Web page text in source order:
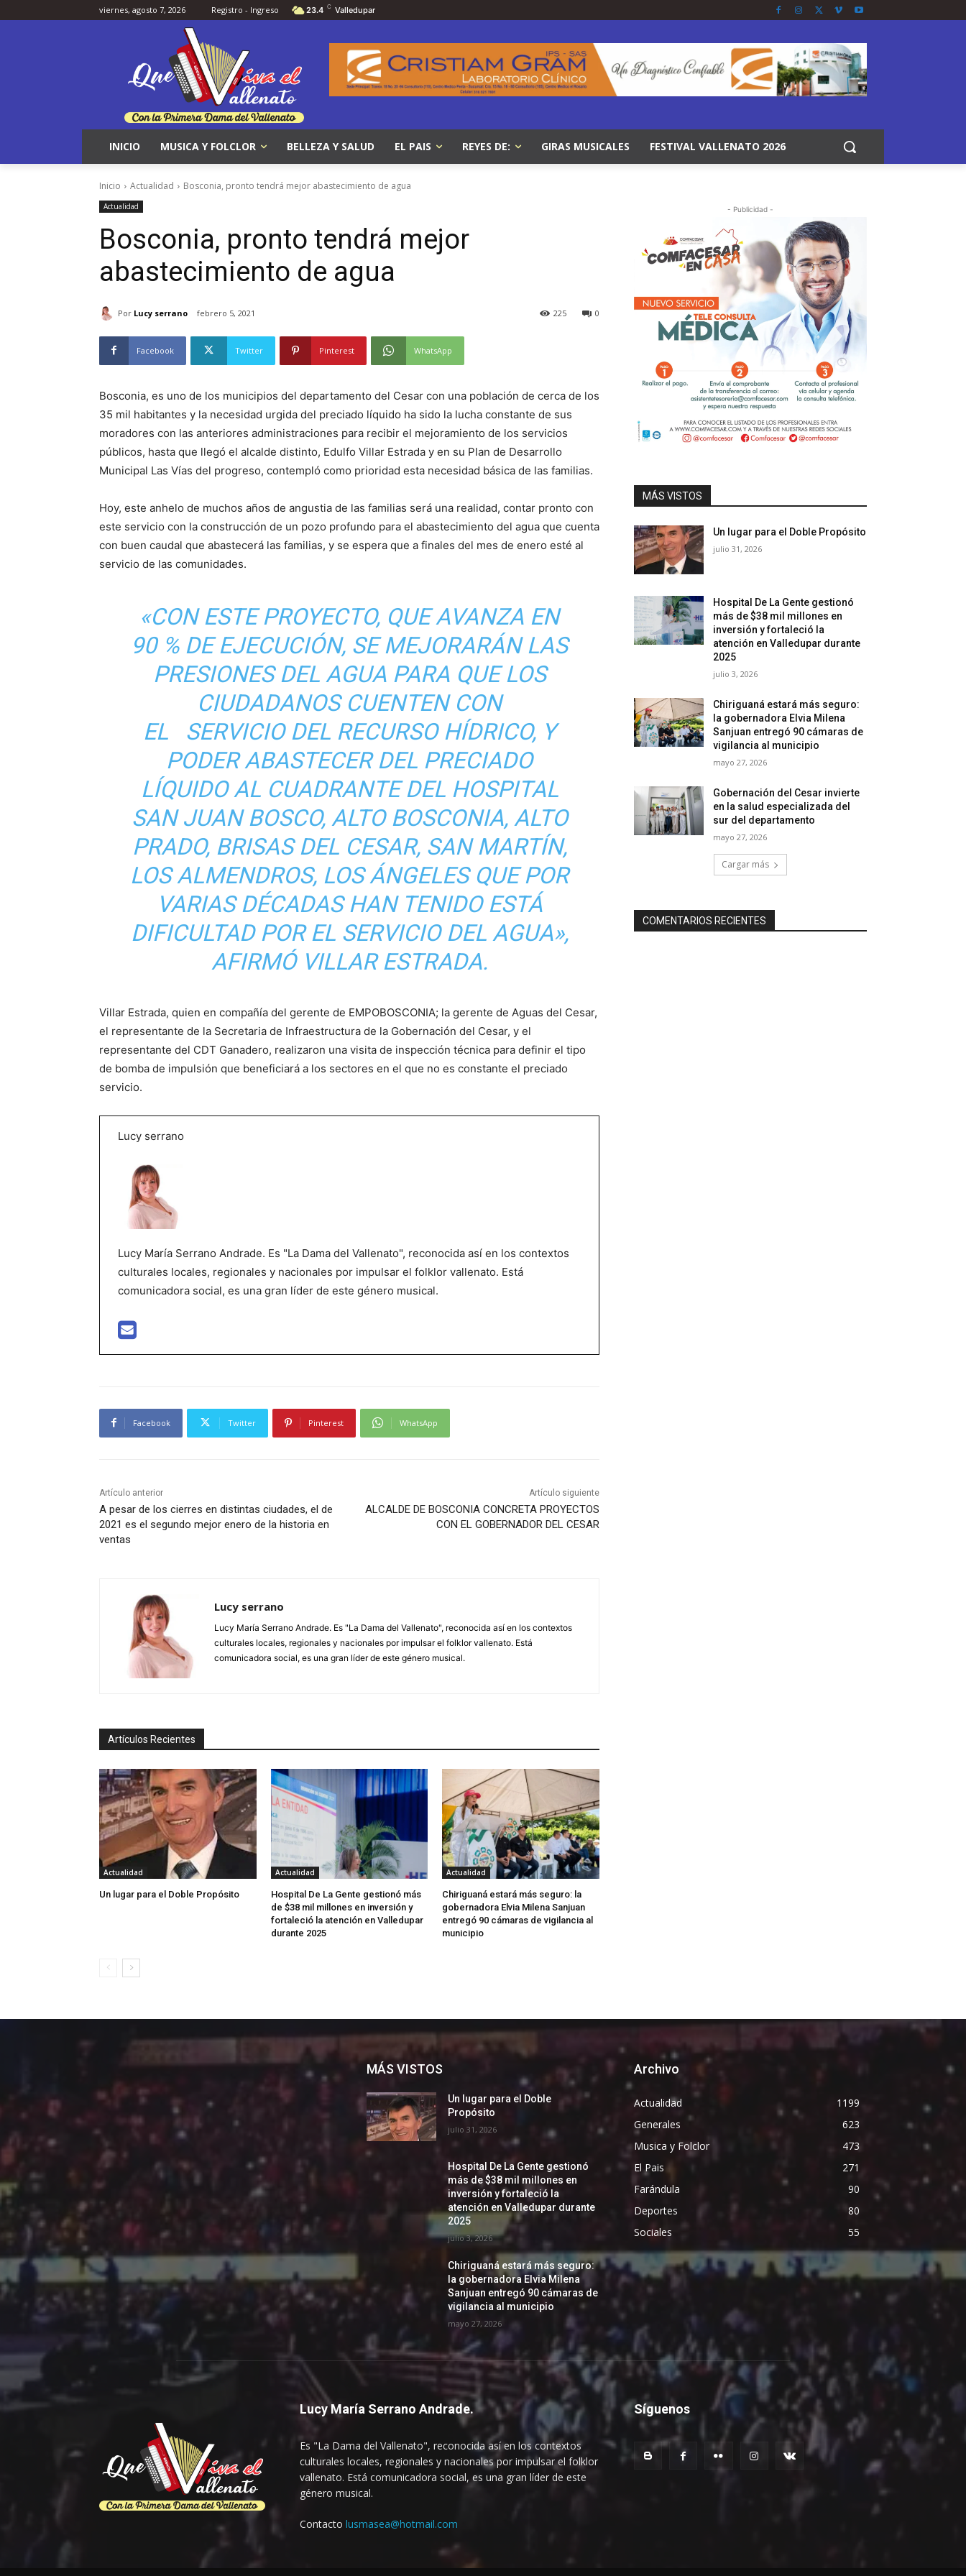
viernes, agosto 7, 2026 Registro - Ingreso 23.4 C Valledupar
INICIO MUSICA Y FOLCLOR BELLEZA Y SALUD EL PAIS REYES DE: GIRAS MUSICALES FESTIVAL VALLENATO 2026
Inicio Actualidad Bosconia, pronto tendrá mejor abastecimiento de agua
Actualidad
Bosconia, pronto tendrá mejor
abastecimiento de agua
Por Lucy serrano febrero 5, 2021 0
225
Facebook Twitter Pinterest WhatsApp
Bosconia, es uno de los municipios del departamento del Cesar con una población de cerca de los
35 mil habitantes y la necesidad urgida del preciado líquido ha sido la lucha constante de sus
moradores con las anteriores administraciones para recibir el mejoramiento de los servicios
públicos, hasta que llegó el alcalde distinto, Edulfo Villar Estrada y en su Plan de Desarrollo
Municipal Las Vías del progreso, contempló como prioridad esta necesidad básica de las familias.
Hoy, este anhelo de muchos años de angustia de las familias será una realidad, contar pronto con
este servicio con la construcción de un pozo profundo para el abastecimiento del agua que cuenta
con buen caudal que abastecerá las familias, y se espera que a finales del mes de enero esté al
servicio de las comunidades.
«CON ESTE PROYECTO, QUE AVANZA EN
90 % DE EJECUCIÓN, SE MEJORARÁN LAS
PRESIONES DEL AGUA PARA QUE LOS
CIUDADANOS CUENTEN CON
EL SERVICIO DEL RECURSO HÍDRICO, Y
PODER ABASTECER DEL PRECIADO
LÍQUIDO AL CUADRANTE DEL HOSPITAL
SAN JUAN BOSCO, ALTO BOSCONIA, ALTO
PRADO, BRISAS DEL CESAR, SAN MARTÍN,
LOS ALMENDROS, LOS ÁNGELES QUE POR
VARIAS DÉCADAS HAN TENIDO ESTÁ
DIFICULTAD POR EL SERVICIO DEL AGUA»,
AFIRMÓ VILLAR ESTRADA.
Villar Estrada, quien en compañía del gerente de EMPOBOSCONIA; la gerente de Aguas del Cesar,
el representante de la Secretaria de Infraestructura de la Gobernación del Cesar, y el
representante del CDT Ganadero, realizaron una visita de inspección técnica para definir el tipo
de bomba de impulsión que beneficiará a los sectores en el que no es constante el preciado
servicio.
Lucy serrano
Lucy María Serrano Andrade. Es "La Dama del Vallenato", reconocida así en los contextos
culturales locales, regionales y nacionales por impulsar el folklor vallenato. Está
comunicadora social, es una gran líder de este género musical.
Facebook Twitter Pinterest WhatsApp
Artículo anterior
A pesar de los cierres en distintas ciudades, el de
2021 es el segundo mejor enero de la historia en
ventas
Artículo siguiente
ALCALDE DE BOSCONIA CONCRETA PROYECTOS
CON EL GOBERNADOR DEL CESAR
Lucy serrano
Lucy María Serrano Andrade. Es "La Dama del Vallenato", reconocida así en los contextos
culturales locales, regionales y nacionales por impulsar el folklor vallenato. Está
comunicadora social, es una gran líder de este género musical.
Artículos Recientes
Actualidad
Un lugar para el Doble Propósito
Actualidad
Hospital De La Gente gestionó más
de $38 mil millones en inversión y
fortaleció la atención en Valledupar
durante 2025
Actualidad
Chiriguaná estará más seguro: la
gobernadora Elvia Milena Sanjuan
entregó 90 cámaras de vigilancia al
municipio
- Publicidad -
MÁS VISTOS
Un lugar para el Doble Propósito
julio 31, 2026
Hospital De La Gente gestionó
más de $38 mil millones en
inversión y fortaleció la
atención en Valledupar durante
2025
julio 3, 2026
Chiriguaná estará más seguro:
la gobernadora Elvia Milena
Sanjuan entregó 90 cámaras de
vigilancia al municipio
mayo 27, 2026
Gobernación del Cesar invierte
en la salud especializada del
sur del departamento
mayo 27, 2026
Cargar más
COMENTARIOS RECIENTES
MÁS VISTOS
Un lugar para el Doble
Propósito
julio 31, 2026
Hospital De La Gente gestionó
más de $38 mil millones en
inversión y fortaleció la
atención en Valledupar durante
2025
julio 3, 2026
Chiriguaná estará más seguro:
la gobernadora Elvia Milena
Sanjuan entregó 90 cámaras de
vigilancia al municipio
mayo 27, 2026
Archivo
Actualidad
1199
Generales
623
Musica y Folclor
473
El Pais
271
Farándula
90
Deportes
80
Sociales
55
Lucy María Serrano Andrade.
Es "La Dama del Vallenato", reconocida así en los contextos
culturales locales, regionales y nacionales por impulsar el folklor
vallenato. Está comunicadora social, es una gran líder de este
género musical.
Contacto lusmasea@hotmail.com
Síguenos